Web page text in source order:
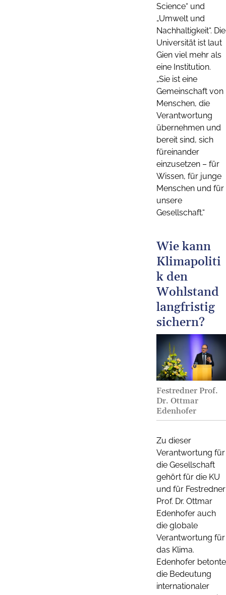
Science“ und
„Umwelt und
Nachhaltigkeit“. Die
Universität ist laut
Gien viel mehr als
eine Institution.
„Sie ist eine
Gemeinschaft von
Menschen, die
Verantwortung
übernehmen und
bereit sind, sich
füreinander
einzusetzen – für
Wissen, für junge
Menschen und für
unsere
Gesellschaft.“
Wie kann
Klimapoliti
k den
Wohlstand
langfristig
sichern?
Festredner Prof.
Dr. Ottmar
Edenhofer
Zu dieser
Verantwortung für
die Gesellschaft
gehört für die KU
und für Festredner
Prof. Dr. Ottmar
Edenhofer auch
die globale
Verantwortung für
das Klima.
Edenhofer betonte
die Bedeutung
internationaler